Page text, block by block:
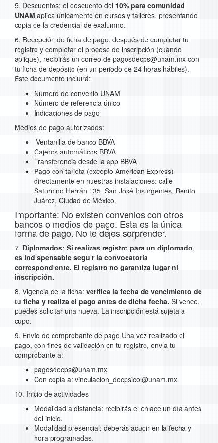
5. Descuentos: el descuento del 10% para comunidad
UNAM aplica únicamente en cursos y talleres, presentando
copia de la credencial de exalumno.
6. Recepción de ficha de pago: después de completar tu
registro y completar el proceso de inscripción (cuando
aplique), recibirás un correo de pagosdecps@unam.mx con
tu ficha de depósito (en un periodo de 24 horas hábiles).
Este documento incluirá:
Número de convenio UNAM
Número de referencia único
Indicaciones de pago
Medios de pago autorizados:
Ventanilla de banco BBVA
Cajeros automáticos BBVA
Transferencia desde la app BBVA
Pago con tarjeta (excepto American Express)
directamente en nuestras instalaciones: calle
Saturnino Herrán 135. San José Insurgentes, Benito
Juárez, Ciudad de México.
Importante: No existen convenios con otros
bancos o medios de pago. Esta es la única
forma de pago. No te dejes sorprender.
7. Diplomados: Si realizas registro para un diplomado,
es indispensable seguir la convocatoria
correspondiente. El registro no garantiza lugar ni
inscripción.
8. Vigencia de la ficha: verifica la fecha de vencimiento de
tu ficha y realiza el pago antes de dicha fecha. Si vence,
puedes solicitar una nueva. La inscripción está sujeta a
cupo.
9. Envío de comprobante de pago Una vez realizado el
pago, con fines de validación en tu registro, envía tu
comprobante a:
pagosdecps@unam.mx
Con copia a: vinculacion_decpsicol@unam.mx
10. Inicio de actividades
Modalidad a distancia: recibirás el enlace un día antes
del inicio.
Modalidad presencial: deberás acudir en la fecha y
hora programadas.